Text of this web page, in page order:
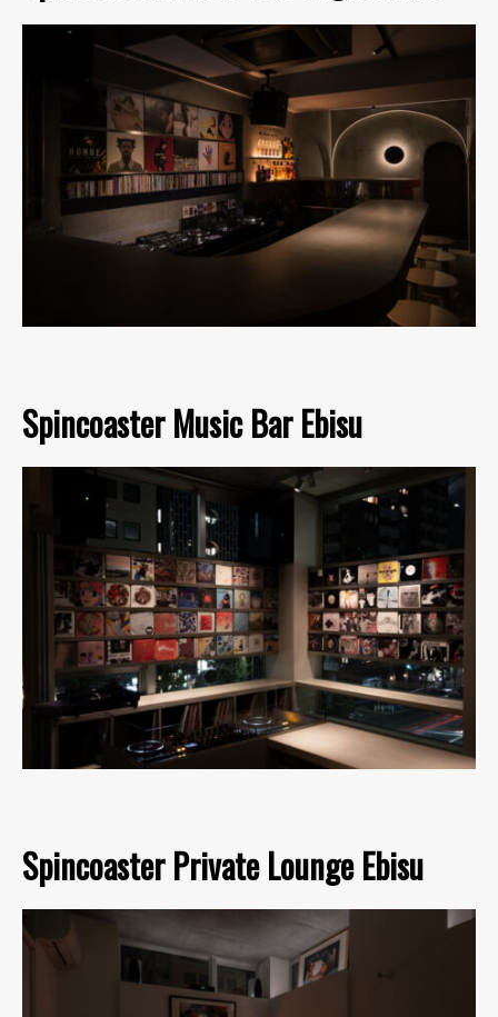
Spincoaster Music Bar Ebisu
Spincoaster Private Lounge Ebisu